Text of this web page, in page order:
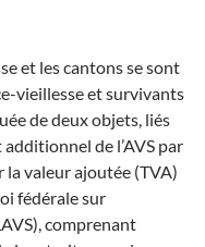
et les cantons se sont
vieillesse et survivants
de deux objets, liés
de l’AVS par
la valeur ajoutée (TVA)
fédérale sur
comprenant